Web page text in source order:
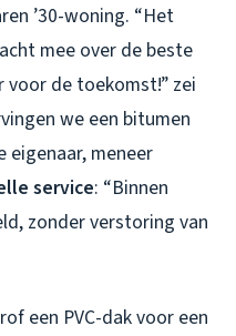
’30-woning. “Het
mee over de beste
voor de toekomst!” zei
we een bitumen
eigenaar, meneer
service: “Binnen
zonder verstoring van
een PVC-dak voor een